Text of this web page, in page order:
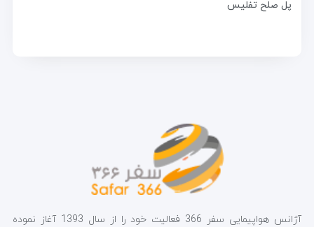
پل صلح تفلیس
آژانس هواپیمایی سفر 366 فعالیت خود را از سال 1393 آغاز نموده